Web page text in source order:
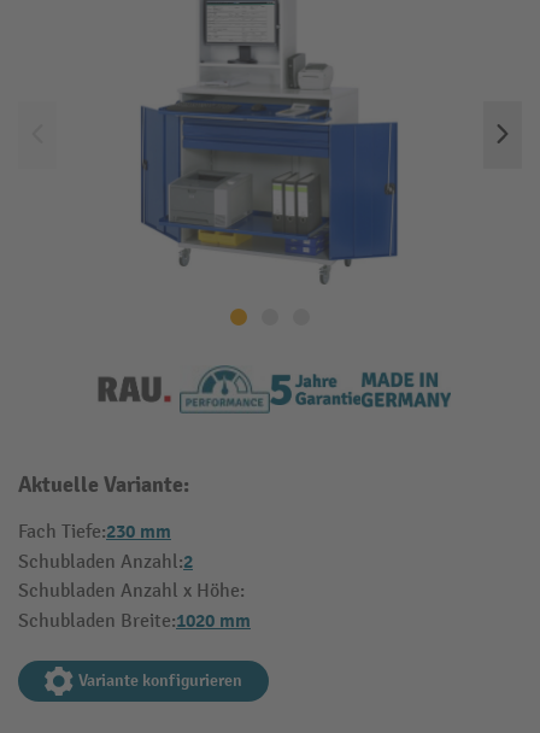
Aktuelle Variante:
Fach Tiefe:230 mm
Schubladen Anzahl:2
Schubladen Anzahl x Höhe:
Schubladen Breite:1020 mm
Variante konfigurieren